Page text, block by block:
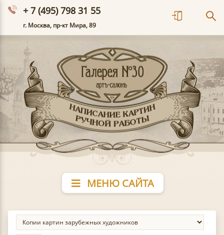
+ 7 (495) 798 31 55
г. Москва, пр-кт Мира, 89
МЕНЮ САЙТА